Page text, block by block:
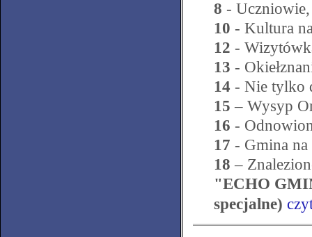
8 - Uczniowie,
10 - Kultura
12 -
13 -
14 - Nie tylko
15 – Wysyp
16 -
17 - Gmina na
18 –
"ECHO
specjalne)